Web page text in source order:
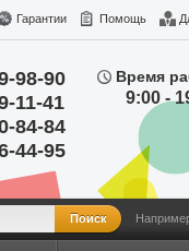
Гарантии Помощь
98-90
11-41
84-84
44-95
Время
9:00 -